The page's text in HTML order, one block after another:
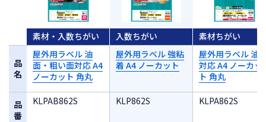
品
名
品
番
素材・入数ちがい
屋外用ラベル 油
面・粗い面対応 A4
ノーカット 角丸
KLPAB862S
入数ちがい
屋外用ラベル 強粘
着 A4 ノーカット
KLP862S
素材ちがい
屋外用ラベル 油
対応 A4 ノーカッ
ト 角丸
KLPA862S